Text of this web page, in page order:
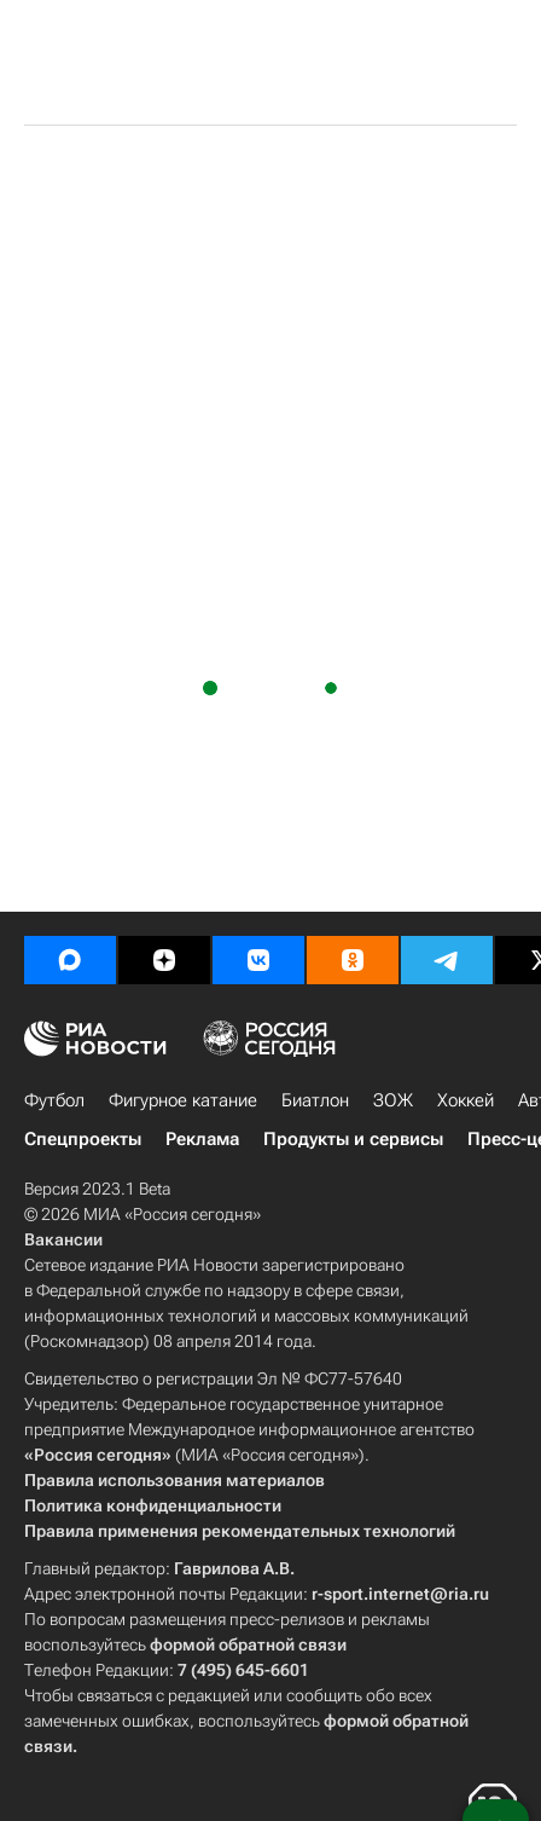
Футбол Фигурное катание Биатлон ЗОЖ Хоккей
Спецпроекты
Реклама Продукты и сервисы Пресс-
Версия 2023.1 Beta
© 2026 МИА «Россия сегодня»
Вакансии
Сетевое издание РИА Новости зарегистрировано
в Федеральной службе по надзору в сфере связи,
информационных технологий и массовых коммуникаций
(Роскомнадзор) 08 апреля 2014 года.
Свидетельство о регистрации Эл № ФС77-57640
Учредитель: Федеральное государственное унитарное
предприятие Международное информационное агентство
«Россия сегодня» (МИА «Россия сегодня»).
Правила использования материалов
Политика конфиденциальности
Правила применения рекомендательных технологий
Главный редактор: Гаврилова А.В.
Адрес электронной почты Редакции: r-sport.internet@ria.ru
По вопросам размещения пресс-релизов и рекламы
воспользуйтесьформой обратной связи
Телефон Редакции: 7 (495) 645-6601
Чтобы связаться с редакцией или сообщить обо всех
замеченных ошибках, воспользуйтесьформой обратной
связи.